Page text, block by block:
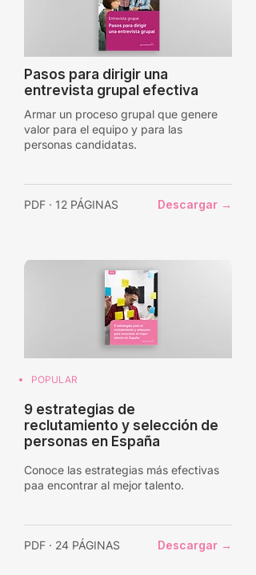
Pasos para dirigir una
entrevista grupal efectiva
Armar un proceso grupal que genere
valor para el equipo y para las
personas candidatas.
PDF · 12 PÁGINAS Descargar →
POPULAR
9 estrategias de
reclutamiento y selección de
personas en España
Conoce las estrategias más efectivas
paa encontrar al mejor talento.
PDF · 24 PÁGINAS Descargar →